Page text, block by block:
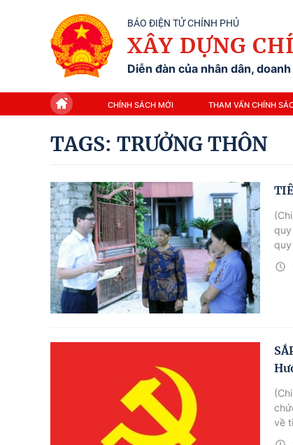
BÁO ĐIỆN TỬ CHÍNH PHỦ
XÂY DỰNG
Diễn đàn của nhân dân,
CHÍNH SÁCH MỚI THAM VẤN CHÍNH
TAGS: TRƯỞNG THÔN
về